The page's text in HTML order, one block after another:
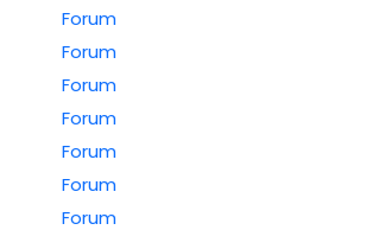
Forum
Forum
Forum
Forum
Forum
Forum
Forum